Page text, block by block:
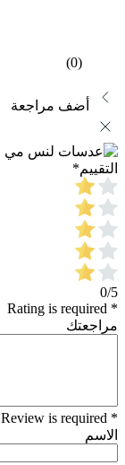
(0)
أضف مراجعة
التقييم*
0/5
* Rating is required
مراجعتك
* Review is required
الاسم